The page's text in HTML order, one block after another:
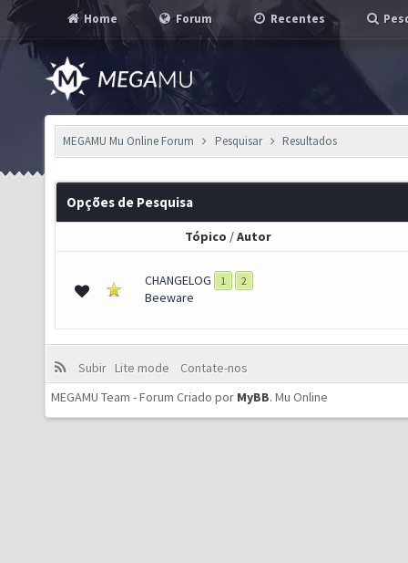
Home Forum Recentes
MEGAMU Mu Online Forum Pesquisar Resultados
Opções de Pesquisa
Tópico /Autor
CHANGELOG 1 2
Beeware
Subir Lite mode
Contate-nos
MEGAMU Team - Forum Criado por MyBB. Mu Online